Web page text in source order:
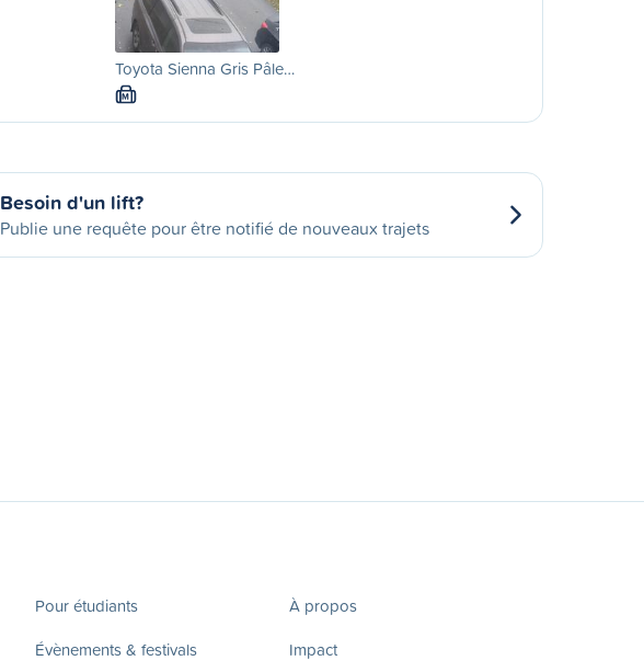
Toyota Sienna Gris Pâle…
M
Besoin d'un lift?
Publie une requête pour être notifié de nouveaux trajets
Pour étudiants
Évènements & festivals
À propos
Impact